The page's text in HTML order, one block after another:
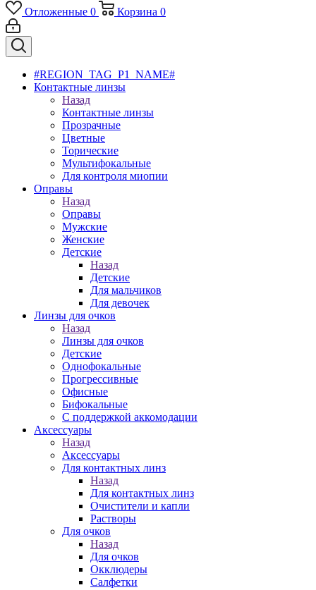
Отложенные 0 Корзина 0
#REGION_TAG_P1_NAME#
Контактные линзы
Назад
Контактные линзы
Прозрачные
Цветные
Торические
Мультифокальные
Для контроля миопии
Оправы
Назад
Оправы
Мужские
Женские
Детские
Назад
Детские
Для мальчиков
Для девочек
Линзы для очков
Назад
Линзы для очков
Детские
Однофокальные
Прогрессивные
Офисные
Бифокальные
С поддержкой аккомодации
Аксессуары
Назад
Аксессуары
Для контактных линз
Назад
Для контактных линз
Очистители и капли
Растворы
Для очков
Назад
Для очков
Окклюдеры
Салфетки